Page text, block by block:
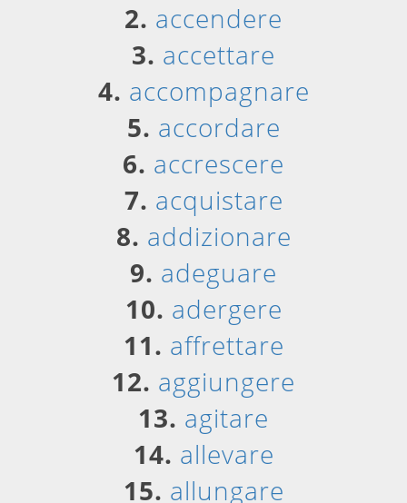
2. accendere
3. accettare
4. accompagnare
5. accordare
6. accrescere
7. acquistare
8. addizionare
9. adeguare
10. adergere
11. affrettare
12. aggiungere
13. agitare
14. allevare
15. allungare